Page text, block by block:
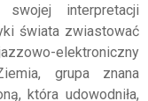
interpretacji
świata zwiastować
elektroniczny
grupa znana
która udowodniła,